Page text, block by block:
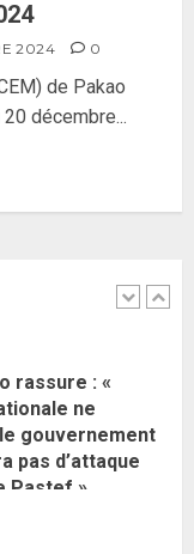
2024 0
de Pakao
décembre...
II :
Lo dévoile
de 30
»
pose
et met en
0